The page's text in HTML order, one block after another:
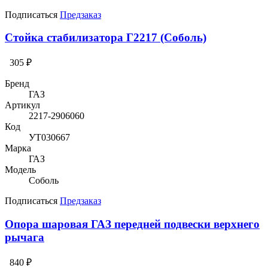
Подписаться Предзаказ
Стойка стабилизатора Г2217 (Соболь)
305 ₽
Бренд
ГАЗ
Артикул
2217-2906060
Код
УТ030667
Марка
ГАЗ
Модель
Соболь
Подписаться Предзаказ
Опора шаровая ГАЗ передней подвески верхнего
рычага
840 ₽